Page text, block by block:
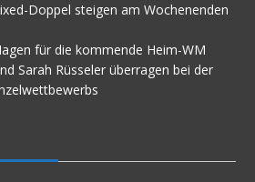
Doppel steigen am Wochenenden
für die kommende Heim-WM
Sarah Rüsseler überragen bei der